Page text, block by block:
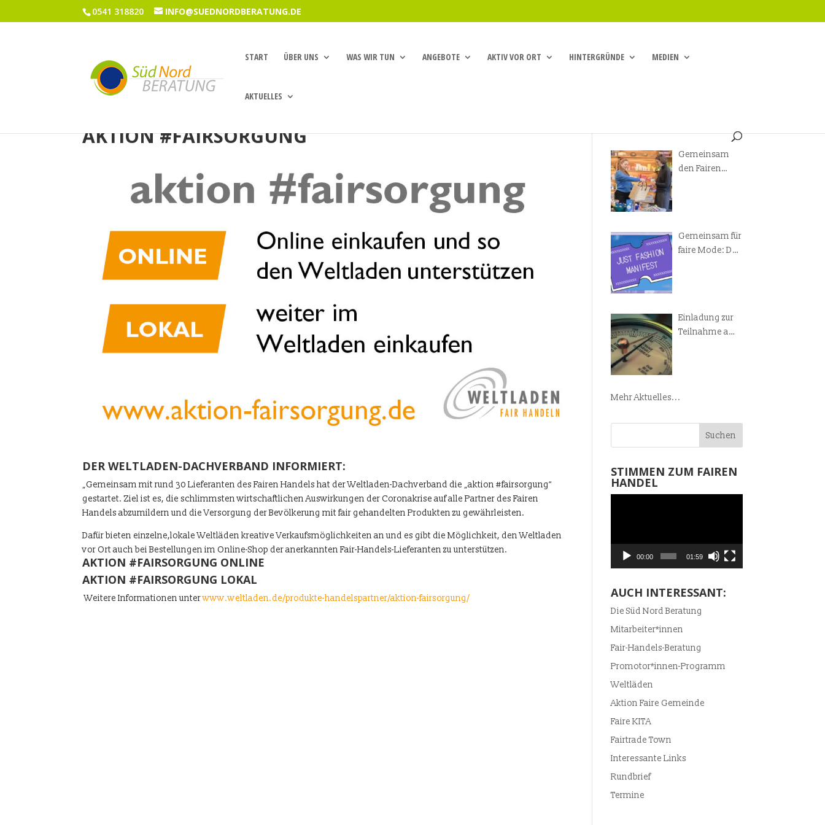
0541 318820 INFO@SUEDNORDBERATUNG.DE
START ÜBER UNS WAS WIR TUN ANGEBOTE AKTIV VOR ORT HINTERGRÜNDE MEDIEN
AKTUELLES
AKTION #FAIRSORGUNG
DER WELTLADEN-DACHVERBAND INFORMIERT:
„Gemeinsam mit rund 30 Lieferanten des Fairen Handels hat der Weltladen-Dachverband die „aktion #fairsorgung“
gestartet. Ziel ist es, die schlimmsten wirtschaftlichen Auswirkungen der Coronakrise auf alle Partner des Fairen
Handels abzumildern und die Versorgung der Bevölkerung mit fair gehandelten Produkten zu gewährleisten.
Dafür bieten einzelne,lokale Weltläden kreative Verkaufsmöglichkeiten an und es gibt die Möglichkeit, den Weltladen
vor Ort auch bei Bestellungen im Online-Shop der anerkannten Fair-Handels-Lieferanten zu unterstützen.
AKTION #FAIRSORGUNG ONLINE
AKTION #FAIRSORGUNG LOKAL
Weitere Informationen unterwww.weltladen.de/produkte-handelspartner/aktion-fairsorgung/
Gemeinsam
den Fairen
Gemeinsam für
faire Mode: Das
Einladung zur
Teilnahme am
Mehr Aktuelles...
STIMMEN ZUM FAIREN
HANDEL
00:00 01:59
AUCH INTERESSANT:
Die Süd Nord Beratung
Mitarbeiter*innen
Fair-Handels-Beratung
Promotor*innen-Programm
Weltläden
Aktion Faire Gemeinde
Faire KITA
Fairtrade Town
Interessante Links
Rundbrief
Termine